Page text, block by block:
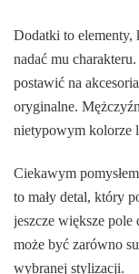
Dodatki to elementy,
nadać mu
postawić na
oryginalne.
nietypowym kolorze
Ciekawym
to mały detal, który
jeszcze większe
może być zarówno
wybranej stylizacji.